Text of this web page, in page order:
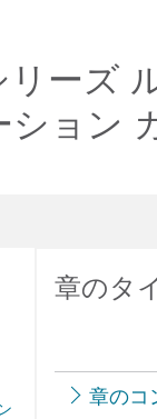
リーズ
ション
章のタ
章のコ